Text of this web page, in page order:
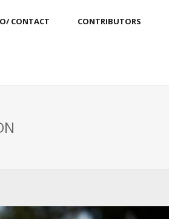
CONTACT CONTRIBUTORS